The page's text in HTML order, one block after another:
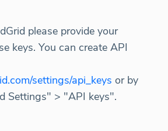
please provide your
keys. You can create API
settings/api_keys or by
Settings" > "API keys".